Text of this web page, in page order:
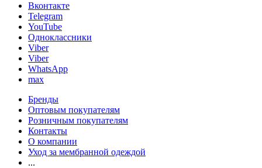
Вконтакте
Telegram
YouTube
Одноклассники
Viber
Viber
WhatsApp
max
Бренды
Оптовым покупателям
Розничным покупателям
Контакты
О компании
Уход за мембранной одеждой
...